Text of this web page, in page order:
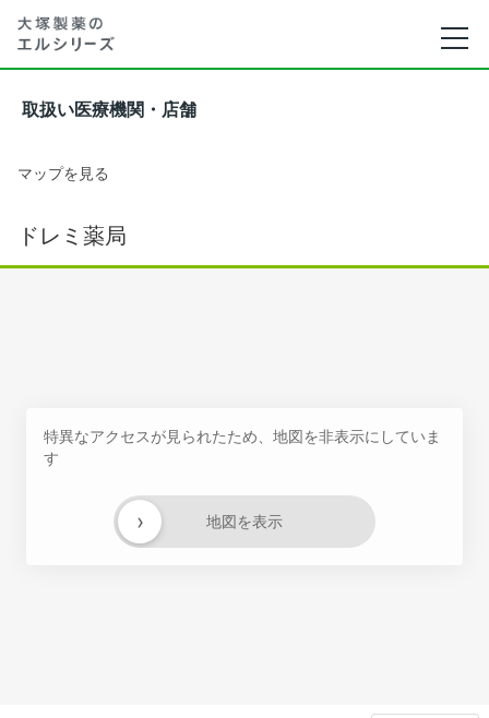
取扱い医療機関・店舗
マップを見る
ドレミ薬局
特異なアクセスが見られたため、地図を非表示にしていま
す
地図を表示
›